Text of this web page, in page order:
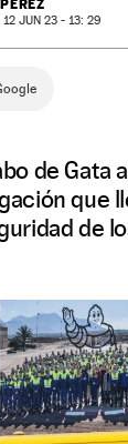
12 JUN 23 - 13: 29
de Gata
que
de